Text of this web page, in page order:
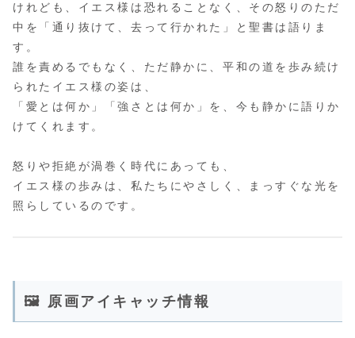
けれども、イエス様は恐れることなく、その怒りのただ
中を「通り抜けて、去って行かれた」と聖書は語りま
す。
誰を責めるでもなく、ただ静かに、平和の道を歩み続け
られたイエス様の姿は、
「愛とは何か」「強さとは何か」を、今も静かに語りか
けてくれます。
怒りや拒絶が渦巻く時代にあっても、
イエス様の歩みは、私たちにやさしく、まっすぐな光を
照らしているのです。
🖼 原画アイキャッチ情報